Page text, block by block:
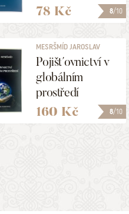
8/10
78 Kč
8/10
MESRŠMÍD JAROSLAV
Pojišťovnictví v
globálním
prostředí
160 Kč